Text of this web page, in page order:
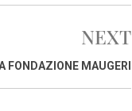
1
6
NEXT
FONDAZIONE MAUGERI